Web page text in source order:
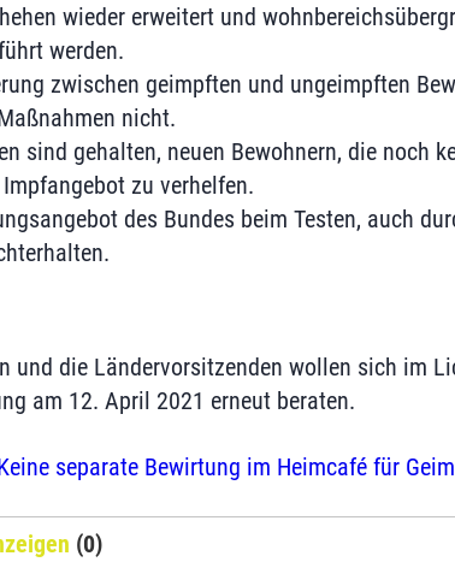
wieder erweitert und
werden.
zwischen geimpften und ungeimpften
nicht.
sind gehalten, neuen Bewohnern, die noch
zu verhelfen.
des Bundes beim Testen, auch
und die Ländervorsitzenden wollen sich im
am 12. April 2021 erneut beraten.
separate Bewirtung im Heimcafé für
(0)